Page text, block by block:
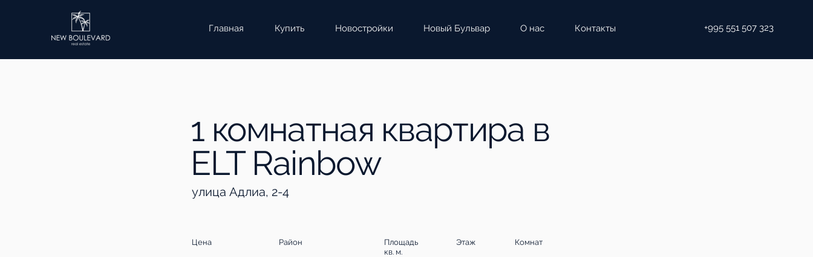
Главная Купить Новостройки Новый Бульвар О нас Контакты +995 551 507 323
1 комнатная квартира в
ELT Rainbow
улица Адлиа, 2-4
Цена Район
Площадь
кв. м.
Этаж Комнат